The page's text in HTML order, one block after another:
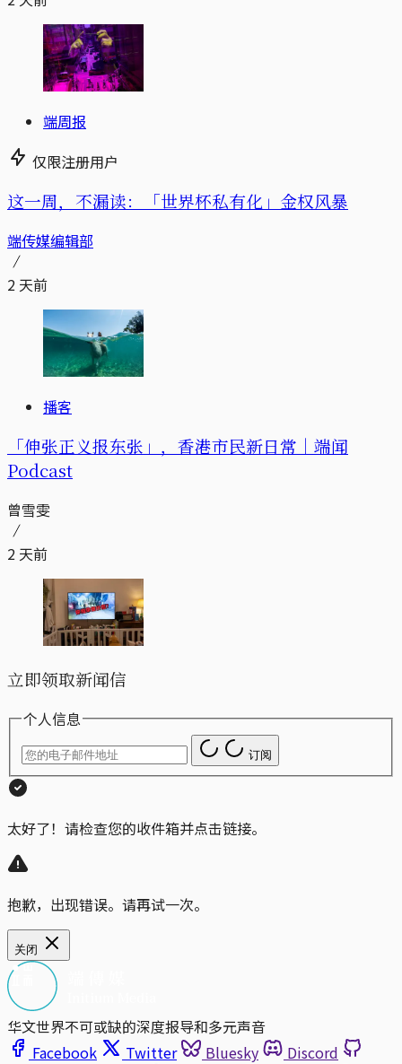
端周报
仅限注册用户
这一周，不漏读：「世界杯私有化」金权风暴
端传媒编辑部
2 天前
播客
「伸张正义报东张」，香港市民新日常｜端闻
Podcast
曾雪雯
2 天前
立即领取新闻信
个人信息
订阅
太好了！请检查您的收件箱并点击链接。
抱歉，出现错误。请再试一次。
关闭
华文世界不可或缺的深度报导和多元声音
Facebook
Twitter Bluesky
Discord